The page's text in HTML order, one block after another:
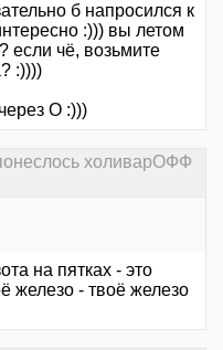
б напросился к
:))) вы летом
если чё, возьмите
:))))
О :)))
холиварОФФ
на пятках - это
железо - твоё железо